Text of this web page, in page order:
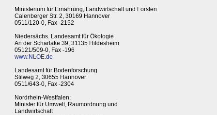
Ministerium für Ernährung, Landwirtschaft und Forsten
Calenberger Str. 2, 30169 Hannover
0511/120-0, Fax -2152
Niedersächs. Landesamt für Ökologie
An der Scharlake 39, 31135 Hildesheim
05121/509-0, Fax -196
www.NLOE.de
Landesamt für Bodenforschung
Stilweg 2, 30655 Hannover
0511/643-0, Fax -2304
Nordrhein-Westfalen:
Minister für Umwelt, Raumordnung und
Landwirtschaft